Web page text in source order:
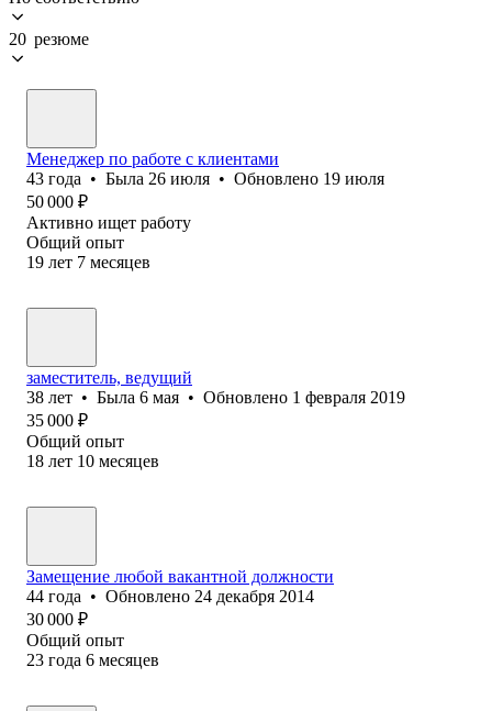
20 резюме
Менеджер по работе с клиентами
43 года • Была 26 июля • Обновлено 19 июля
50 000 ₽
Активно ищет работу
Общий опыт
19 лет 7 месяцев
заместитель, ведущий
38 лет • Была 6 мая • Обновлено 1 февраля 2019
35 000 ₽
Общий опыт
18 лет 10 месяцев
Замещение любой вакантной должности
44 года • Обновлено 24 декабря 2014
30 000 ₽
Общий опыт
23 года 6 месяцев